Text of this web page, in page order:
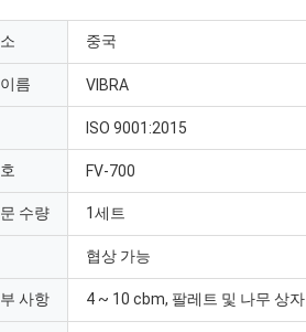
중국
름 VIBRA
ISO 9001:2015
FV-700
수량 1세트
협상 가능
사항 4 ~ 10 cbm, 팔레트 및 나무 상자